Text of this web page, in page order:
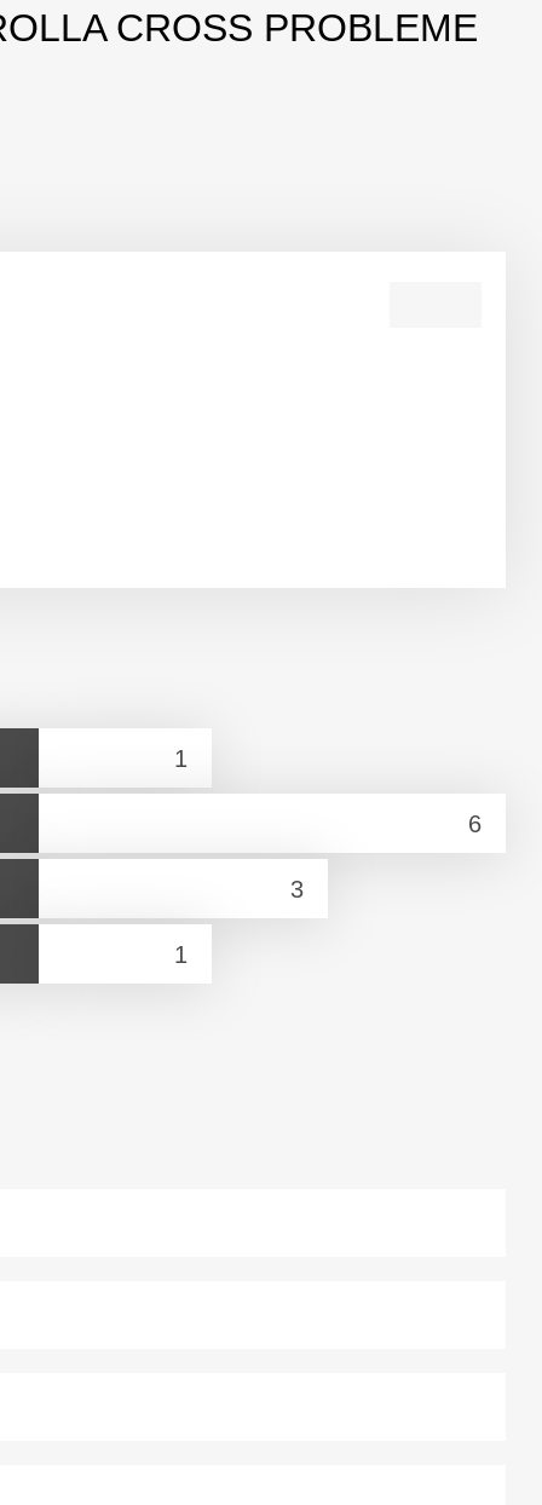
CROSS PROBLEME